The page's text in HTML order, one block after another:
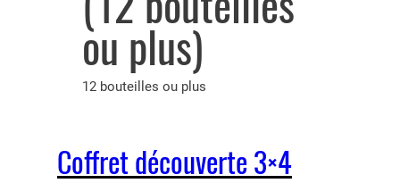
ou plus)
12 bouteilles ou plus
Coffret découverte 3×4